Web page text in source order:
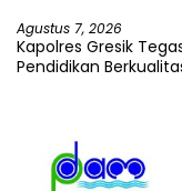
Agustus 7, 2026
Kapolres Gresik
Pendidikan